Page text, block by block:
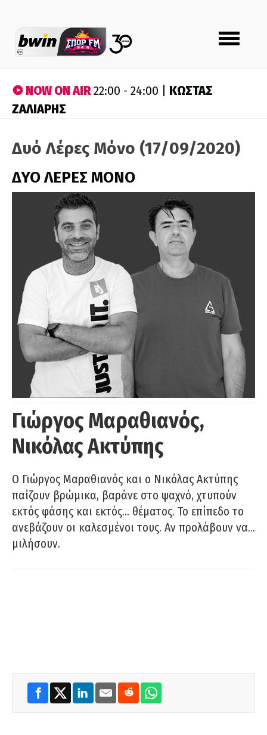
Toggle
navigation
NOW ON AIR22:00 - 24:00 | ΚΩΣΤΑΣ
ΖΑΛΙΑΡΗΣ
Δυό Λέρες Μόνο (17/09/2020)
ΔΥΟ ΛΕΡΕΣ ΜΟΝΟ
Γιώργος Μαραθιανός,
Νικόλας Ακτύπης
Ο Γιώργος Μαραθιανός και ο Νικόλας Ακτύπης
παίζουν βρώμικα, βαράνε στο ψαχνό, χτυπούν
εκτός φάσης και εκτός… θέματος. Το επίπεδο το
ανεβάζουν οι καλεσμένοι τους. Αν προλάβουν να…
μιλήσουν.